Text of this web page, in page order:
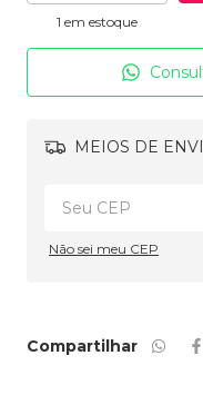
1 em estoque
MEIOS DE
Não sei meu CEP
Compartilhar